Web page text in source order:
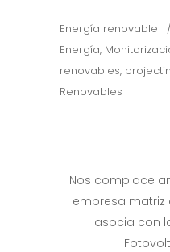
Energía renovable
Energía,
renovables,
Renovables
Nos complace
empresa matriz
asocia con